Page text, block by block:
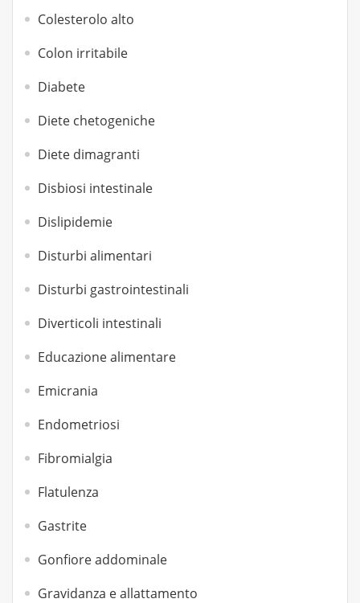
Colesterolo alto
Colon irritabile
Diabete
Diete chetogeniche
Diete dimagranti
Disbiosi intestinale
Dislipidemie
Disturbi alimentari
Disturbi gastrointestinali
Diverticoli intestinali
Educazione alimentare
Emicrania
Endometriosi
Fibromialgia
Flatulenza
Gastrite
Gonfiore addominale
Gravidanza e allattamento